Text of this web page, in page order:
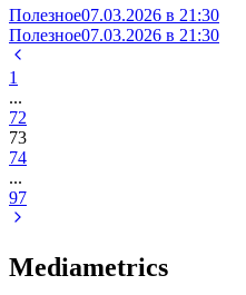
Полезное07.03.2026 в 21:30
Полезное07.03.2026 в 21:30
1
...
72
73
74
...
97
Mediametrics